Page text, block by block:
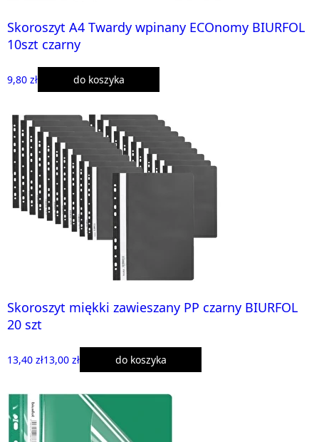
Skoroszyt A4 Twardy wpinany ECOnomy BIURFOL
10szt czarny
9,80 zł do koszyka
Skoroszyt miękki zawieszany PP czarny BIURFOL
20 szt
13,40 zł13,00 zł do koszyka